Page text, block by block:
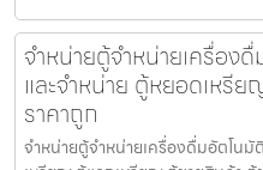
จำหน่ายตู้จำหน่ายเครื่อง
และจำหน่าย ตู้หยอดเหรี
ราคาถูก
จำหน่ายตู้จำหน่ายเครื่องดื่ม​อัตโน